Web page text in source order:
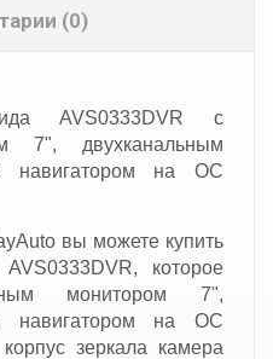
(0)
AVS0333DVR с
7", двухканальным
и навигатором на ОС
вы можете купить
которое
монитором 7",
и навигатором на ОС
зеркала камера